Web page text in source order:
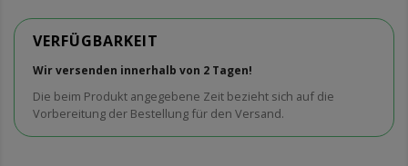
VERFÜGBARKEIT
Wir versenden innerhalb von 2 Tagen!
Die beim Produkt angegebene Zeit bezieht sich auf die
Vorbereitung der Bestellung für den Versand.